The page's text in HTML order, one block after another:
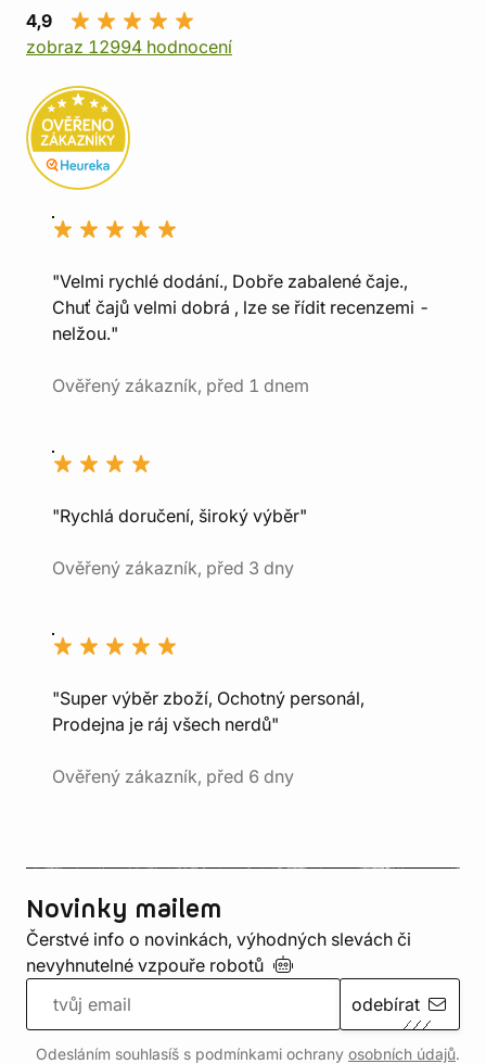
4,9
zobraz 12994 hodnocení
"Velmi rychlé dodání., Dobře zabalené čaje.,
Chuť čajů velmi dobrá , lze se řídit recenzemi -
nelžou."
Ověřený zákazník, před 1 dnem
"Rychlá doručení, široký výběr"
Ověřený zákazník, před 3 dny
"Super výběr zboží, Ochotný personál,
Prodejna je ráj všech nerdů"
Ověřený zákazník, před 6 dny
Novinky mailem
Čerstvé info o novinkách, výhodných slevách či
nevyhnutelné vzpouře robotů
odebírat
Odesláním souhlasíš s podmínkami ochrany osobních údajů.